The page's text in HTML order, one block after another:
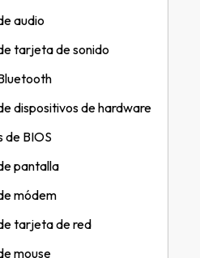
audio
tarjeta de sonido
dispositivos de hardware
de BIOS
pantalla
módem
tarjeta de red
mouse